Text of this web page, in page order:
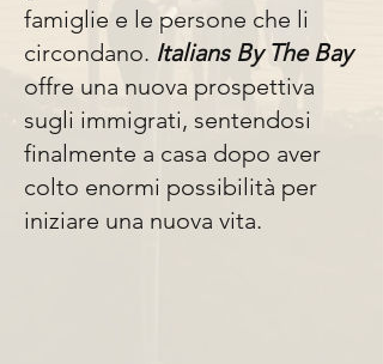
famiglie e le persone che li
circondano. Italians By The Bay
offre una nuova prospettiva
sugli immigrati, sentendosi
finalmente a casa dopo aver
colto enormi possibilità per
iniziare una nuova vita.